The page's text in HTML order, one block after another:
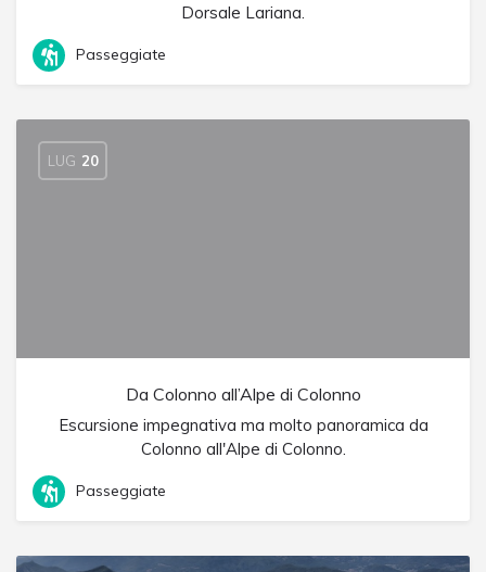
Dorsale Lariana.
Passeggiate
LUG 20
Da Colonno all’Alpe di Colonno
Escursione impegnativa ma molto panoramica da
Colonno all'Alpe di Colonno.
Passeggiate